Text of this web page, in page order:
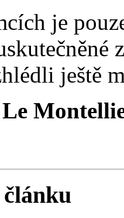
je
ještě